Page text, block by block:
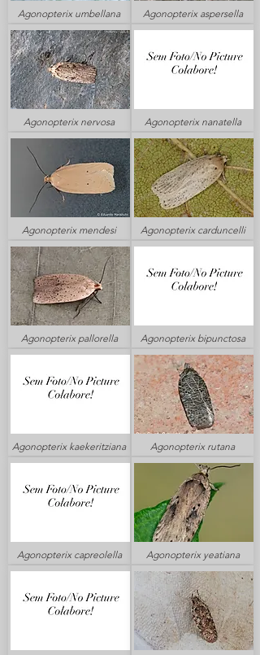
Agonopterix umbellana
Agonopterix nervosa
Agonopterix mendesi
Agonopterix pallorella
Agonopterix kaekeritziana
Agonopterix capreolella
Agonopterix aspersella
Agonopterix nanatella
Agonopterix carduncelli
Agonopterix bipunctosa
Agonopterix rutana
Agonopterix yeatiana